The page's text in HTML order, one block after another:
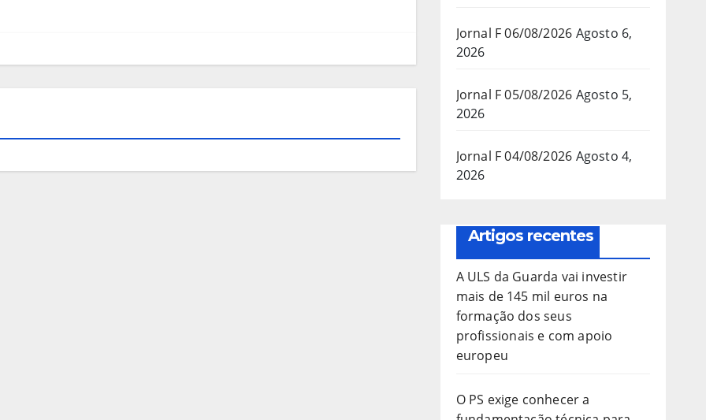
Jornal F 06/08/2026 Agosto 6,
2026
Jornal F 05/08/2026 Agosto 5,
2026
Jornal F 04/08/2026 Agosto 4,
2026
Artigos recentes
A ULS da Guarda vai investir
mais de 145 mil euros na
formação dos seus
profissionais e com apoio
europeu
O PS exige conhecer a